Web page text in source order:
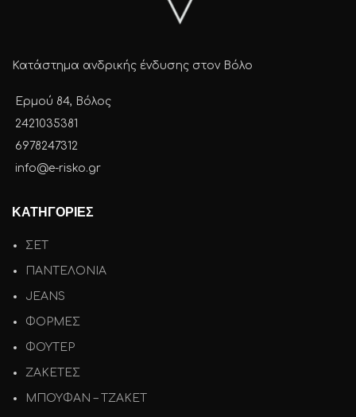
Κατάστημα ανδρικής ένδυσης στον Βόλο
Ερμού 84, Βόλος
2421035381
6978247312
info@e-risko.gr
ΚΑΤΗΓΟΡΙΕΣ
ΣΕΤ
ΠΑΝΤΕΛΟΝΙΑ
JEANS
ΦΟΡΜΕΣ
ΦΟΥΤΕΡ
ΖΑΚΕΤΕΣ
ΜΠΟΥΦΑΝ – ΤΖΑΚΕΤ